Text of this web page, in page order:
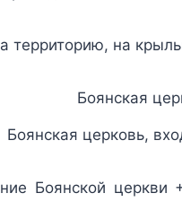
территорию, на
Боянская церковь,
Боянской церкви